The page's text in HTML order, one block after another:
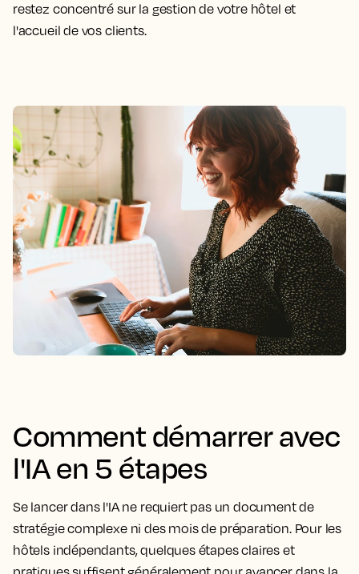
restez concentré sur la gestion de votre hôtel et
l'accueil de vos clients.
Comment démarrer avec
l'IA en 5 étapes
Se lancer dans l'IA ne requiert pas un document de
stratégie complexe ni des mois de préparation. Pour les
hôtels indépendants, quelques étapes claires et